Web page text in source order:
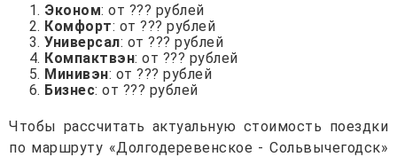
Эконом: от ??? рублей
Комфорт: от ??? рублей
Универсал: от ??? рублей
Компактвэн: от ??? рублей
Минивэн: от ??? рублей
Бизнес: от ??? рублей
Чтобы рассчитать актуальную стоимость поездки
по маршруту «Долгодеревенское - Сольвычегодск»